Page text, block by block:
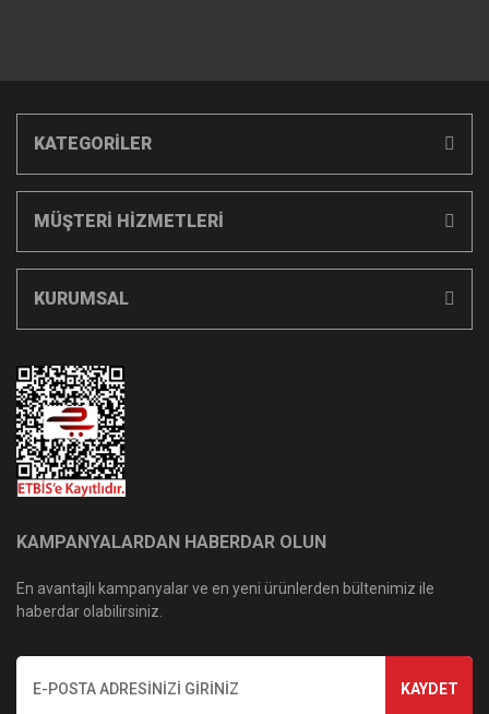
KATEGORİLER
MÜŞTERİ HİZMETLERİ
KURUMSAL
KAMPANYALARDAN HABERDAR OLUN
En avantajlı kampanyalar ve en yeni ürünlerden bültenimiz ile
haberdar olabilirsiniz.
KAYDET